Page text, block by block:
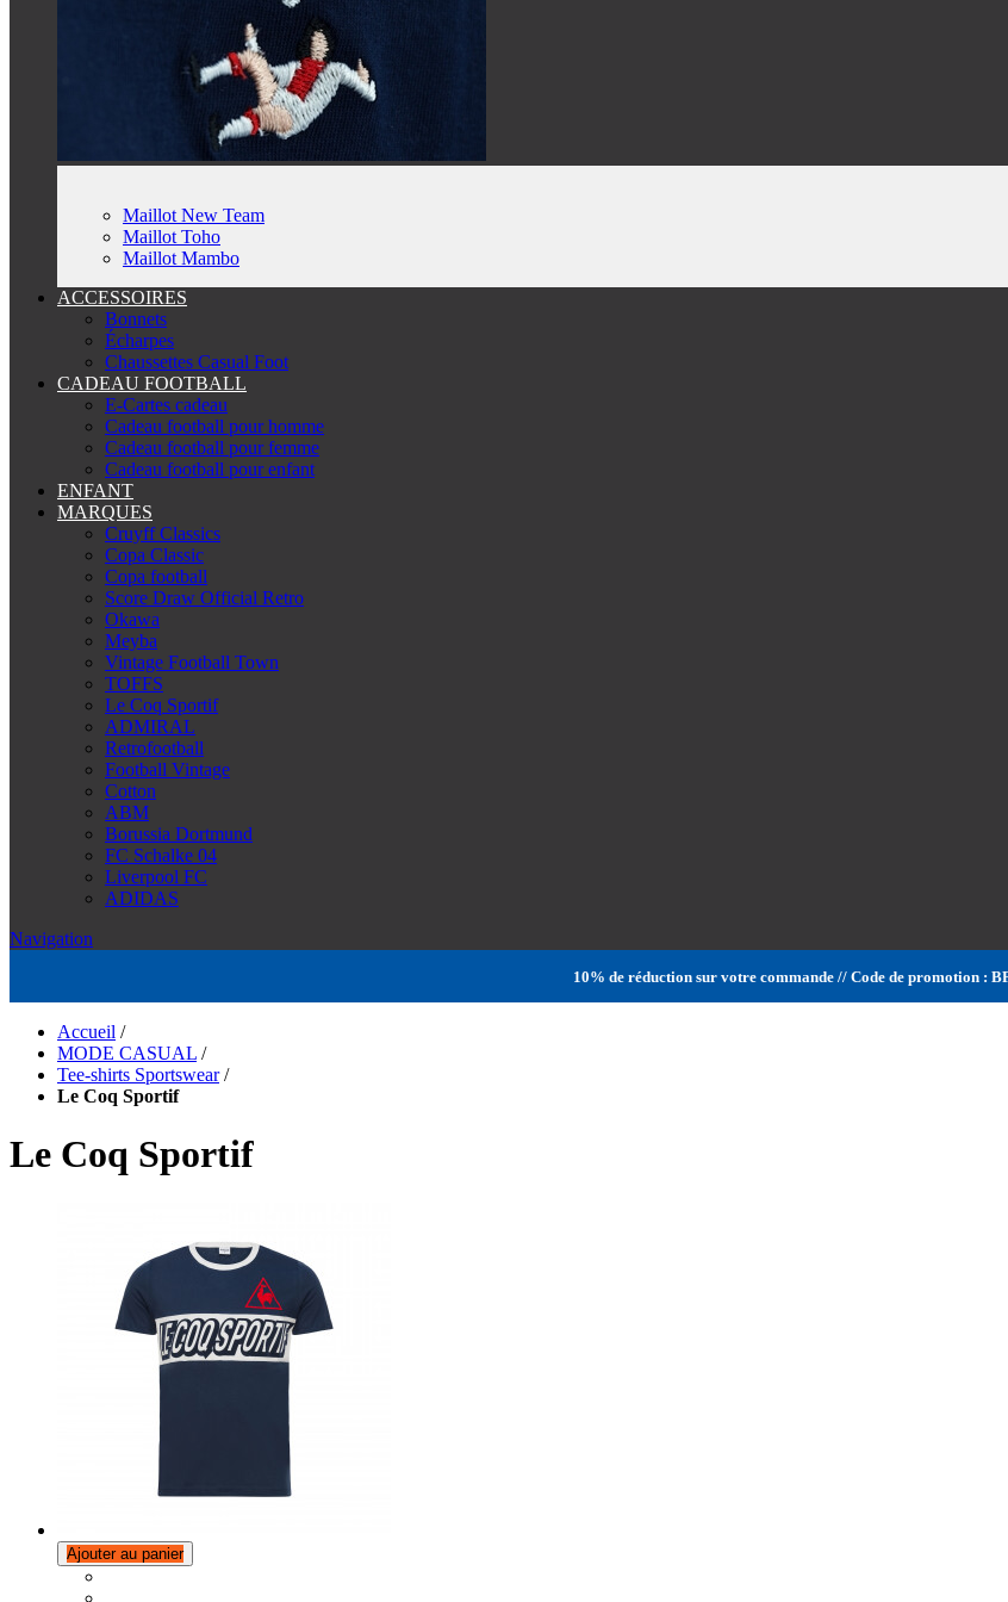
Maillot New Team
Maillot Toho
Maillot Mambo
ACCESSOIRES
Bonnets
Écharpes
Chaussettes Casual Foot
CADEAU FOOTBALL
E-Cartes cadeau
Cadeau football pour homme
Cadeau football pour femme
Cadeau football pour enfant
ENFANT
MARQUES
Cruyff Classics
Copa Classic
Copa football
Score Draw Official Retro
Okawa
Meyba
Vintage Football Town
TOFFS
Le Coq Sportif
ADMIRAL
Retrofootball
Football Vintage
Cotton
ABM
Borussia Dortmund
FC Schalke 04
Liverpool FC
ADIDAS
Navigation
10% de réduction sur votre commande // Code de promotion :
Accueil /
MODE CASUAL /
Tee-shirts Sportswear /
Le Coq Sportif
Le Coq Sportif
Ajouter au panier